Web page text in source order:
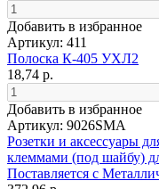
Добавить в избранное
Артикул: 411
Полоска К-405 УХЛ2
18,74 р.
Добавить в избранное
Артикул: 9026SMA
Розетки и аксессуары
клеммами (под шайбу)
Поставляется с